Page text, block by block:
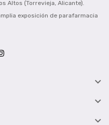
Altos (Torrevieja, Alicante).
exposición de parafarmacia


